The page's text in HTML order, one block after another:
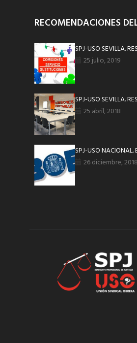
RECOMENDACIONES
SPJ-USO SEVILLA.
25 julio, 2019
SPJ-USO SEVILLA.
25 abril, 2018
SPJ-USO
26 diciembre, 2018